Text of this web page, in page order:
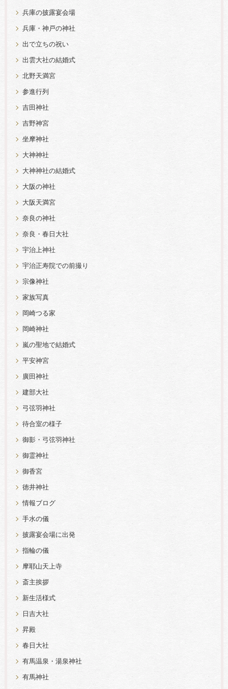
兵庫の披露宴会場
兵庫・神戸の神社
出で立ちの祝い
出雲大社の結婚式
北野天満宮
参進行列
吉田神社
吉野神宮
坐摩神社
大神神社
大神神社の結婚式
大阪の神社
大阪天満宮
奈良の神社
奈良・春日大社
宇治上神社
宇治正寿院での前撮り
宗像神社
家族写真
岡崎つる家
岡崎神社
嵐の聖地で結婚式
平安神宮
廣田神社
建部大社
弓弦羽神社
待合室の様子
御影・弓弦羽神社
御霊神社
御香宮
徳井神社
情報ブログ
手水の儀
披露宴会場に出発
指輪の儀
摩耶山天上寺
斎主挨拶
新生活様式
日吉大社
昇殿
春日大社
有馬温泉・湯泉神社
有馬神社